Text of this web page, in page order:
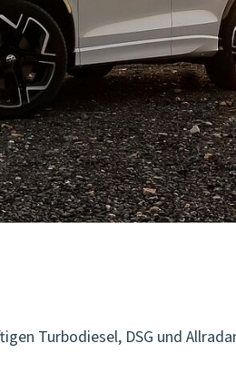
Turbodiesel, DSG und